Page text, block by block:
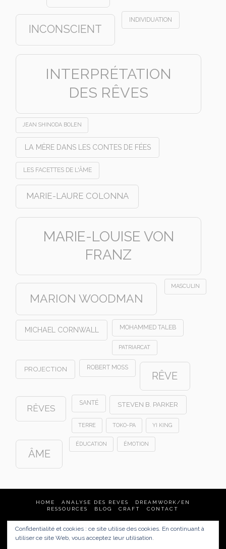
INCONSCIENT
INDIVIDUATION
INTERPRÉTATION
DES RÊVES
JEAN SHINODA BOLEN
LA MÈRE DANS LES CONTES DE FÉES
LES FACETTES DE L'ÂME
MARIE-LAURE COLONNA
MARIE-LOUISE VON
FRANZ
MARION WOODMAN
MASCULIN
MICHAEL CORNWALL MOHAMMED TALEB
PATRIARCAT
PROJECTION ROBERT MOSS
RÊVE
RÊVES
SANTÉ STEVEN B. PARKER
TERRE TOKO-PA YI KING
ÂME
ÉDUCATION ÉMOTION
HOME ANALYSE DES REVES
DREAMWORK/EN
RESSOURCES
BLOG CRAFT CONTACT
Analyse des rêves & Dream Tending
Confidentialité et cookies : ce site utilise des cookies. En continuant à
utiliser ce site Web, vous acceptez leur utilisation.